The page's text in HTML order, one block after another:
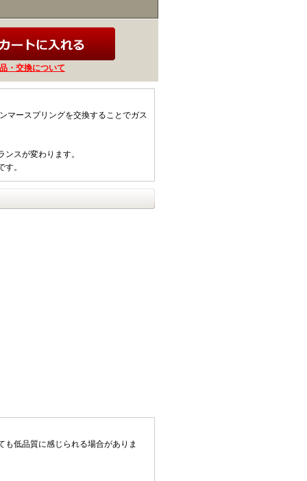
・交換について
マースプリングを交換することでガス
スが変わります。
。
低品質に感じられる場合がありま